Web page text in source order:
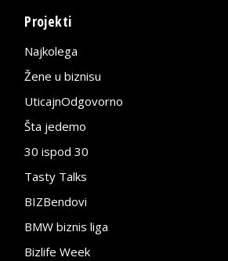
Projekti
Najkolega
Žene u biznisu
UticajnOdgovorno
Šta jedemo
30 ispod 30
Tasty Talks
BIZBendovi
BMW biznis liga
Bizlife Week